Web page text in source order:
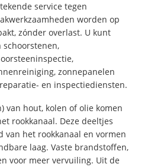
service tegen
worden op
zónder overlast. U kunt
zonnepanelen
en inspectiediensten.
van hout, kolen of olie komen
rookkanaal. Deze deeltjes
van het rookkanaal en vormen
laag. Vaste brandstoffen,
voor meer vervuiling. Uit de